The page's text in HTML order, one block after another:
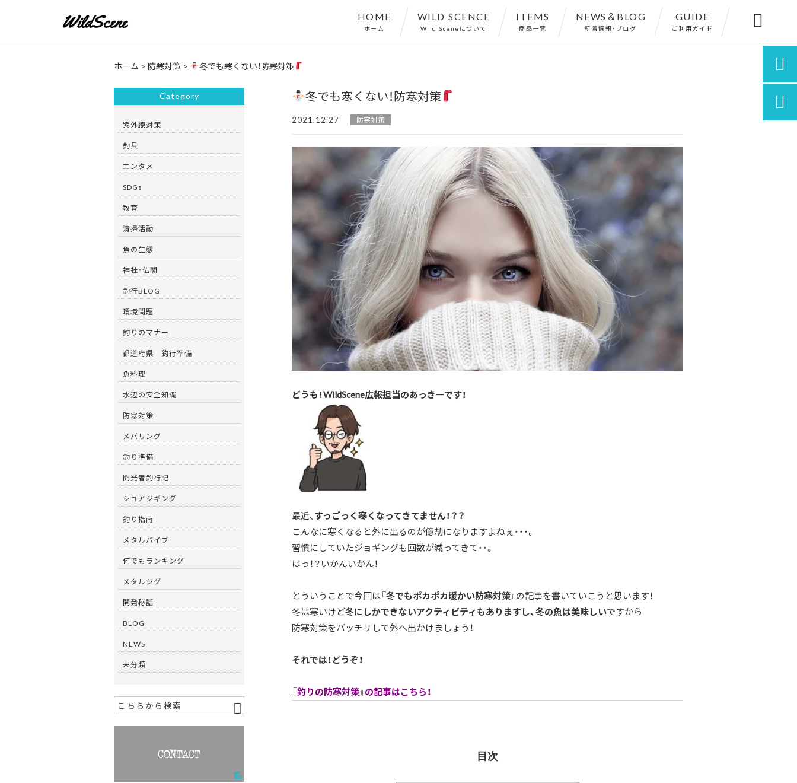
HOME
ホーム
WILD SCENCE
Wild Sceneについて
ITEMS
商品一覧
NEWS＆BLOG
新着情報・ブログ
GUIDE
ご利用ガイド 
ホーム > 防寒対策 > 冬でも寒くない！防寒対策
冬でも寒くない！防寒対策
2021.12.27 防寒対策
どうも！WildScene広報担当のあっきーです！
最近、すっごっく寒くなってきてません！？？
こんなに寒くなると外に出るのが億劫になりますよねぇ・・・。
習慣にしていたジョギングも回数が減ってきて・・。
はっ！？いかんいかん！
とういうことで今回は『冬でもポカポカ暖かい防寒対策』の記事を書いていこうと思います！
冬は寒いけど冬にしかできないアクティビティもありますし、冬の魚は美味しいですから
防寒対策をバッチリして外へ出かけましょう！
それでは！どうぞ！
『釣りの防寒対策』の記事はこちら！
目次
Category
紫外線対策
釣具
エンタメ
SDGs
教育
清掃活動
魚の生態
神社・仏閣
釣行BLOG
環境問題
釣りのマナー
都道府県 釣行準備
魚料理
水辺の安全知識
防寒対策
メバリング
釣り準備
開発者釣行記
ショアジギング
釣り指南
メタルバイブ
何でもランキング
メタルジグ
開発秘話
BLOG
NEWS
未分類

